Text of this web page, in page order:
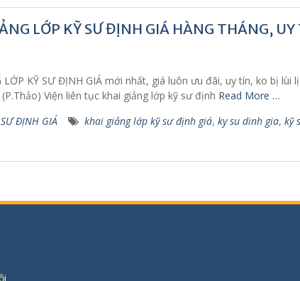
LỚP KỸ SƯ ĐỊNH GIÁ HÀNG THÁNG, UY
LỚP KỸ SƯ ĐỊNH GIÁ mới nhất, giá luôn ưu đãi, uy tín, ko bị
(P.Thảo) Viện liên tục khai giảng lớp kỹ sư định Read More …
ĐỊNH GIÁ
khai giảng lớp kỹ sư định giá, ky su dinh gia, kỹ